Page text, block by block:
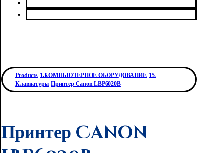
Products 1.КОМПЬЮТЕРНОЕ ОБОРУДОВАНИЕ 15.
Клавиатуры Принтер Canon LBP6020B
Принтер Canon